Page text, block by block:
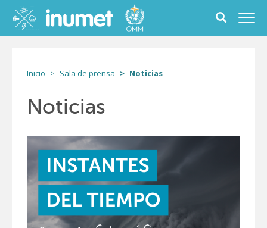
contenido
principal
Toggle
search
form
Inicio Sala de prensa Noticias
Noticias